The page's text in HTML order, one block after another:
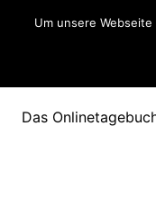
Zum
Inhalt
Das
Um unsere